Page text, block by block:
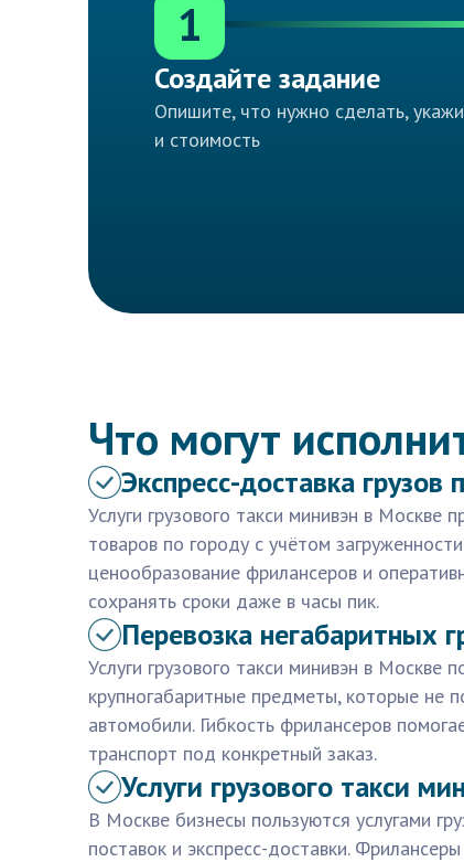
1
Создайте задание
Опишите, что нужно сделать,
и стоимость
Что могут
Экспресс-доставка грузов
Услуги грузового такси минивэн в Москве
товаров по городу с учётом
ценообразование фрилансеров и
сохранять сроки даже в часы пик.
Перевозка негабаритных
Услуги грузового такси минивэн в Москве
крупногабаритные предметы, которые не
автомобили. Гибкость фрилансеров
транспорт под конкретный заказ.
Услуги грузового такси
В Москве бизнесы пользуются услугами
поставок и экспресс-доставки.